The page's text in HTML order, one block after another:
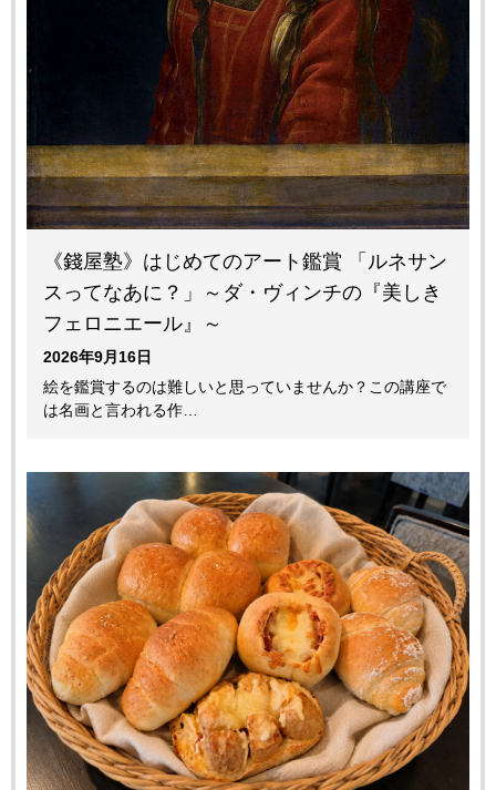
《錢屋塾》はじめてのアート鑑賞 「ルネサン
スってなあに？」～ダ・ヴィンチの『美しき
フェロニエール』～
2026年9月16日
絵を鑑賞するのは難しいと思っていませんか？この講座で
は名画と言われる作…